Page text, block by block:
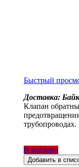
Быстрый
Доставка:
Клапан
трубопроводах.
В корзину
Добавить в